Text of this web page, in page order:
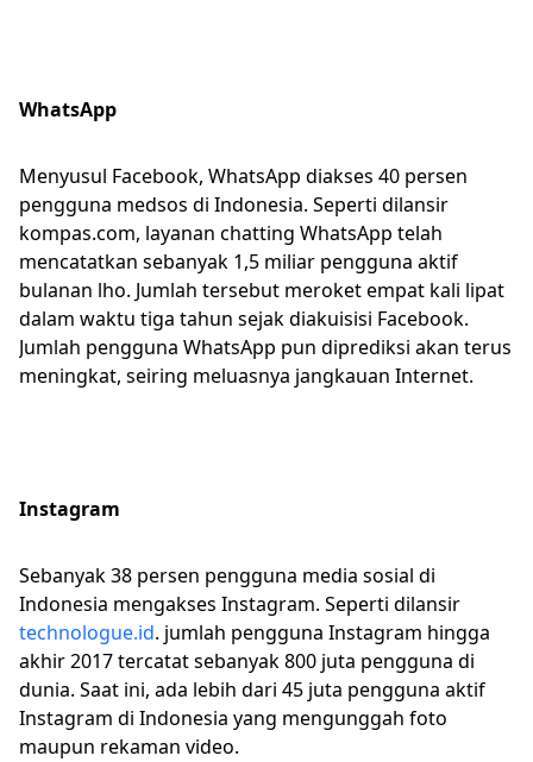
WhatsApp
Menyusul Facebook, WhatsApp diakses 40 persen
pengguna medsos di Indonesia. Seperti dilansir
kompas.com, layanan chatting WhatsApp telah
mencatatkan sebanyak 1,5 miliar pengguna aktif
bulanan lho. Jumlah tersebut meroket empat kali lipat
dalam waktu tiga tahun sejak diakuisisi Facebook.
Jumlah pengguna WhatsApp pun diprediksi akan terus
meningkat, seiring meluasnya jangkauan Internet.
Instagram
Sebanyak 38 persen pengguna media sosial di
Indonesia mengakses Instagram. Seperti dilansir
technologue.id. jumlah pengguna Instagram hingga
akhir 2017 tercatat sebanyak 800 juta pengguna di
dunia. Saat ini, ada lebih dari 45 juta pengguna aktif
Instagram di Indonesia yang mengunggah foto
maupun rekaman video.